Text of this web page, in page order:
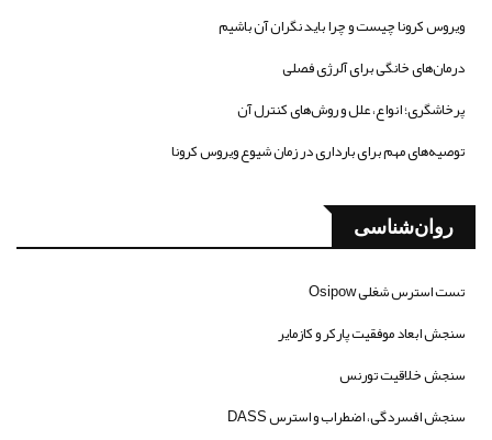
ویروس کرونا چیست و چرا باید نگران آن باشیم
درمان‌های خانگی برای آلرژی فصلی
پرخاشگری؛ انواع، علل و روش‌های کنترل آن
توصیه‌های مهم برای بارداری در زمان شیوع ویروس کرونا
روان‌شناسی
تست استرس شغلی Osipow
سنجش ابعاد موفقیت پارکر و کازمایر
سنجش خلاقیت تورنس
سنجش افسردگی، اضطراب و استرس DASS